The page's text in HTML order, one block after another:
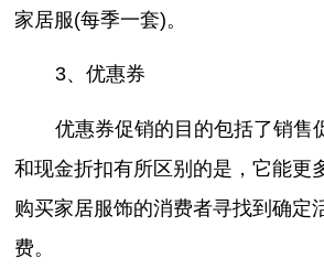
家居服(每季一套)。
3、优惠券
优惠券促销的目的包括了销售
和现金折扣有所区别的是，它能更
购买家居服饰的消费者寻找到确定
费。